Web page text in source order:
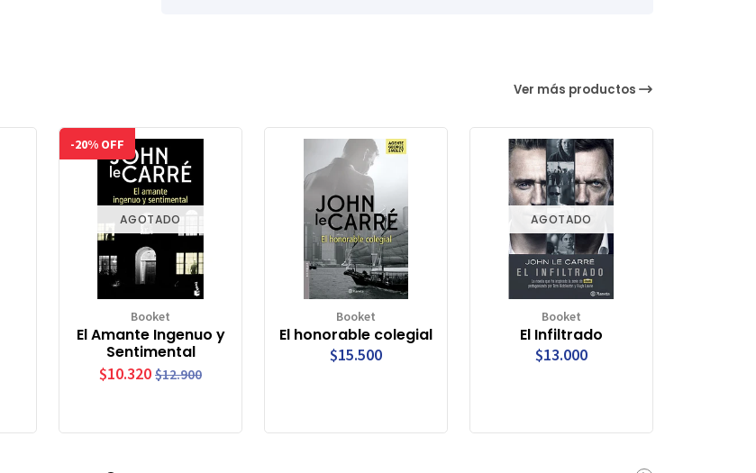
Ver más productos
-20% OFF
AGOTADO
Booket
El Amante Ingenuo y
Sentimental
$10.320 $12.900
Booket
El honorable colegial
$15.500
AGOTADO
Booket
El Infiltrado
$13.000